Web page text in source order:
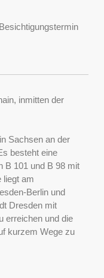
inmitten der
Sachsen an der
besteht eine
B 101 und B 98 mit
liegt am
Berlin und
Dresden mit
erreichen und die
kurzem Wege zu